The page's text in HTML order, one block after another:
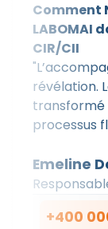
Comment
LABOMAI
CIR/CII
révélation.
transformé
processus
Emeline
+400